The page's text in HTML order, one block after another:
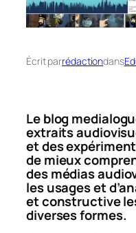
Écrit parrédactiondans
Le blog
extraits
et des
de mieux
des médias
les usages et
et constructive
diverses formes.